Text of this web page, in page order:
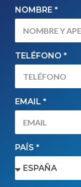
NOMBRE *
TELÉFONO *
EMAIL *
PAÍS *